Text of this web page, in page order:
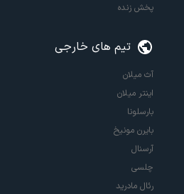
پخش زنده
تیم های خارجی
آث میلان
اینتر میلان
بارسلونا
بایرن مونیخ
آرسنال
چلسی
رئال مادرید